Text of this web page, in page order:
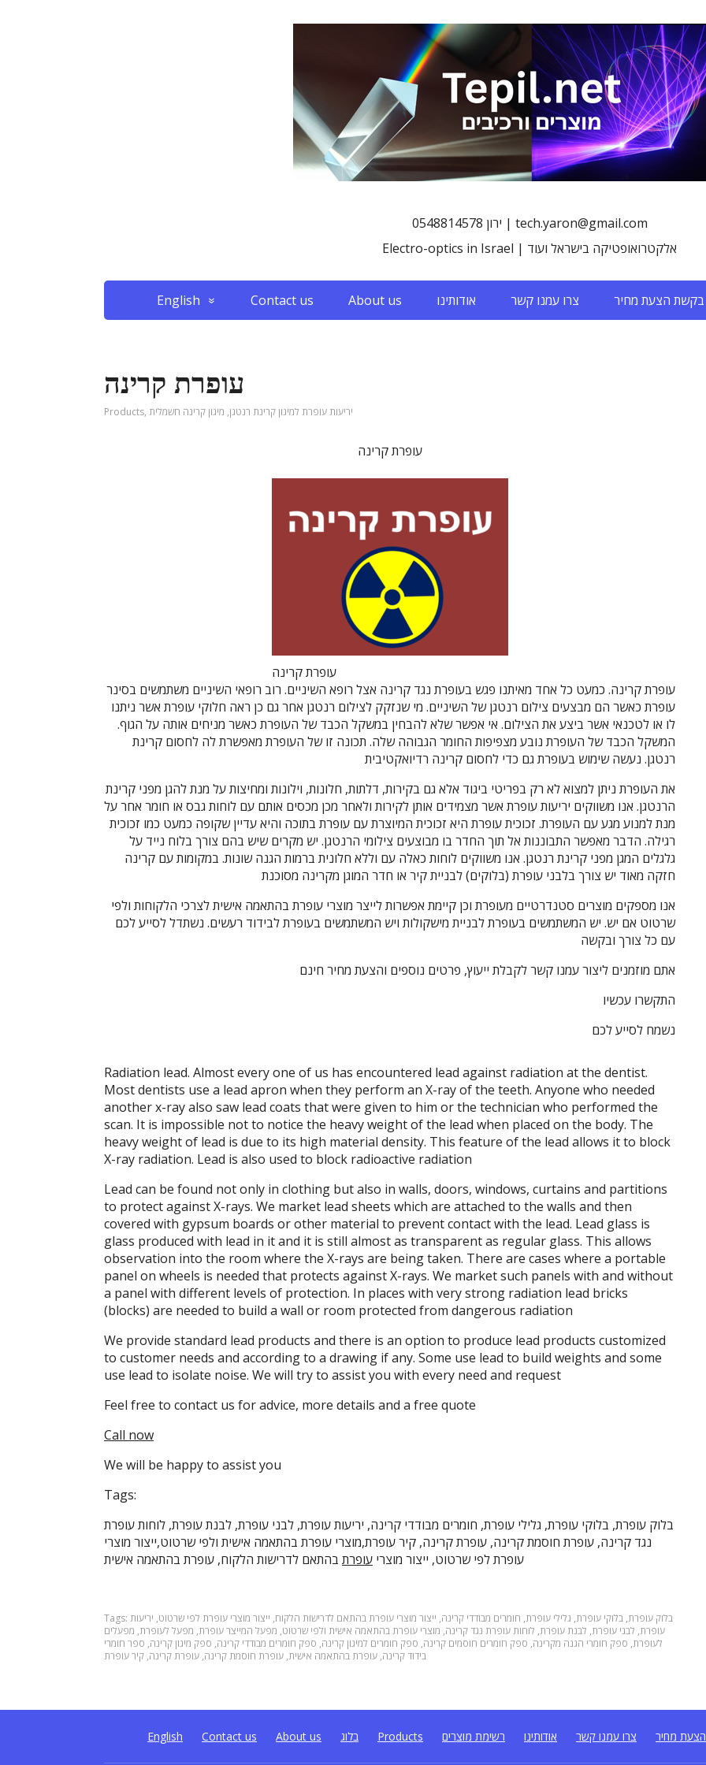
0548814578 ירון | tech.yaron@gmail.com
Electro-optics in Israel | אלקטרואופטיקה בישראל ועוד
English Contact us About us אודותינו צרו עמנו קשר בקשת הצעת מחיר
עופרת קרינה
Products, יריעות עופרת למיגון קרינת רנטגן, מיגון קרינה חשמלית
עופרת קרינה
עופרת קרינה
עופרת קרינה. כמעט כל אחד מאיתנו פגש בעופרת נגד קרינה אצל רופא השיניים. רוב רופאי השיניים משתמשים בסינר
עופרת כאשר הם מבצעים צילום רנטגן של השיניים. מי שנזקק לצילום רנטגן אחר גם כן ראה חלוקי עופרת אשר ניתנו
לו או לטכנאי אשר ביצע את הצילום. אי אפשר שלא להבחין במשקל הכבד של העופרת כאשר מניחים אותה על הגוף.
המשקל הכבד של העופרת נובע מצפיפות החומר הגבוהה שלה. תכונה זו של העופרת מאפשרת לה לחסום קרינת
רנטגן. נעשה שימוש בעופרת גם כדי לחסום קרינה רדיואקטיבית
את העופרת ניתן למצוא לא רק בפריטי ביגוד אלא גם בקירות, דלתות, חלונות, וילונות ומחיצות על מנת להגן מפני קרינת
הרנטגן. אנו משווקים יריעות עופרת אשר מצמידים אותן לקירות ולאחר מכן מכסים אותם עם לוחות גבס או חומר אחר על
מנת למנוע מגע עם העופרת. זכוכית עופרת היא זכוכית המיוצרת עם עופרת בתוכה והיא עדיין שקופה כמעט כמו זכוכית
רגילה. הדבר מאפשר התבוננות אל תוך החדר בו מבוצעים צילומי הרנטגן. יש מקרים שיש בהם צורך בלוח נייד על
גלגלים המגן מפני קרינת רנטגן. אנו משווקים לוחות כאלה עם וללא חלונית ברמות הגנה שונות. במקומות עם קרינה
חזקה מאוד יש צורך בלבני עופרת (בלוקים) לבניית קיר או חדר המוגן מקרינה מסוכנת
אנו מספקים מוצרים סטנדרטיים מעופרת וכן קיימת אפשרות לייצר מוצרי עופרת בהתאמה אישית לצרכי הלקוחות ולפי
שרטוט אם יש. יש המשתמשים בעופרת לבניית מישקולות ויש המשתמשים בעופרת לבידוד רעשים. נשתדל לסייע לכם
עם כל צורך ובקשה
אתם מוזמנים ליצור עמנו קשר לקבלת ייעוץ, פרטים נוספים והצעת מחיר חינם
התקשרו עכשיו
נשמח לסייע לכם
Radiation lead. Almost every one of us has encountered lead against radiation at the dentist.
Most dentists use a lead apron when they perform an X-ray of the teeth. Anyone who needed
another x-ray also saw lead coats that were given to him or the technician who performed the
scan. It is impossible not to notice the heavy weight of the lead when placed on the body. The
heavy weight of lead is due to its high material density. This feature of the lead allows it to block
X-ray radiation. Lead is also used to block radioactive radiation
Lead can be found not only in clothing but also in walls, doors, windows, curtains and partitions
to protect against X-rays. We market lead sheets which are attached to the walls and then
covered with gypsum boards or other material to prevent contact with the lead. Lead glass is
glass produced with lead in it and it is still almost as transparent as regular glass. This allows
observation into the room where the X-rays are being taken. There are cases where a portable
panel on wheels is needed that protects against X-rays. We market such panels with and without
a panel with different levels of protection. In places with very strong radiation lead bricks
(blocks) are needed to build a wall or room protected from dangerous radiation
We provide standard lead products and there is an option to produce lead products customized
to customer needs and according to a drawing if any. Some use lead to build weights and some
use lead to isolate noise. We will try to assist you with every need and request
Feel free to contact us for advice, more details and a free quote
Call now
We will be happy to assist you
Tags:
בלוק עופרת, בלוקי עופרת, גלילי עופרת, חומרים מבודדי קרינה, יריעות עופרת, לבני עופרת, לבנת עופרת, לוחות עופרת
נגד קרינה, עופרת חוסמת קרינה, עופרת קרינה, קיר עופרת,מוצרי עופרת בהתאמה אישית ולפי שרטוט,ייצור מוצרי
עופרת לפי שרטוט, ייצור מוצרי עופרת בהתאם לדרישות הלקוח, עופרת בהתאמה אישית
Tags: בלוק עופרת, בלוקי עופרת, גלילי עופרת, חומרים מבודדי קרינה, ייצור מוצרי עופרת בהתאם לדרישות הלקוח, ייצור מוצרי עופרת לפי שרטוט, יריעות
עופרת, לבני עופרת, לבנת עופרת, לוחות עופרת נגד קרינה, מוצרי עופרת בהתאמה אישית ולפי שרטוט, מפעל המייצר עופרת, מפעל לעופרת, מפעלים
לעופרת, ספק חומרי הגנה מקרינה, ספק חומרים חוסמים קרינה, ספק חומרים למיגון קרינה, ספק חומרים מבודדי קרינה, ספק מיגון קרינה, ספר חומרי
בידוד קרינה, עופרת בהתאמה אישית, עופרת חוסמת קרינה, עופרת קרינה, קיר עופרת
English Contact us About us בלוג Products רשימת מוצרים אודותינו צרו עמנו קשר מחיר